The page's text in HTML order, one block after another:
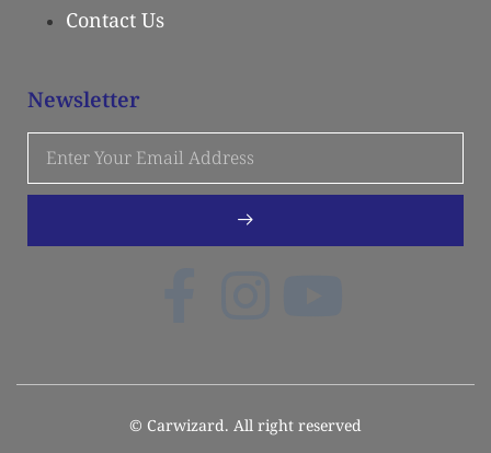
Contact Us
Newsletter
© Carwizard. All right reserved